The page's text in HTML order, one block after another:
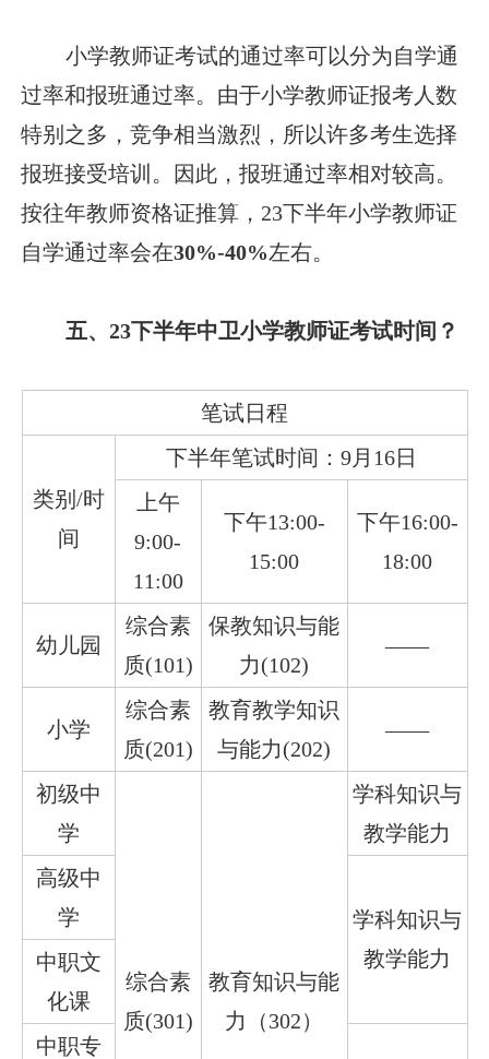
小学教师证考试的通过率可以分为自学通
过率和报班通过率。由于小学教师证报考人数
特别之多，竞争相当激烈，所以许多考生选择
报班接受培训。因此，报班通过率相对较高。
按往年教师资格证推算，23下半年小学教师证
自学通过率会在30%-40%左右。
五、23下半年中卫小学教师证考试时间？
笔试日程
类别/时
间
下半年笔试时间：9月16日
上午
9:00-
11:00
下午13:00-
15:00
下午16:00-
18:00
幼儿园
综合素
质(101)
保教知识与能
力(102)
——
小学
综合素
质(201)
教育教学知识
与能力(202)
——
初级中
学
综合素
质(301)
教育知识与能
力（302）
学科知识与
教学能力
高级中
学
学科知识与
教学能力
中职文
化课
中职专